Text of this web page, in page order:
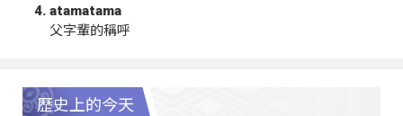
atamatama
父字輩的稱呼
歷史上的今天